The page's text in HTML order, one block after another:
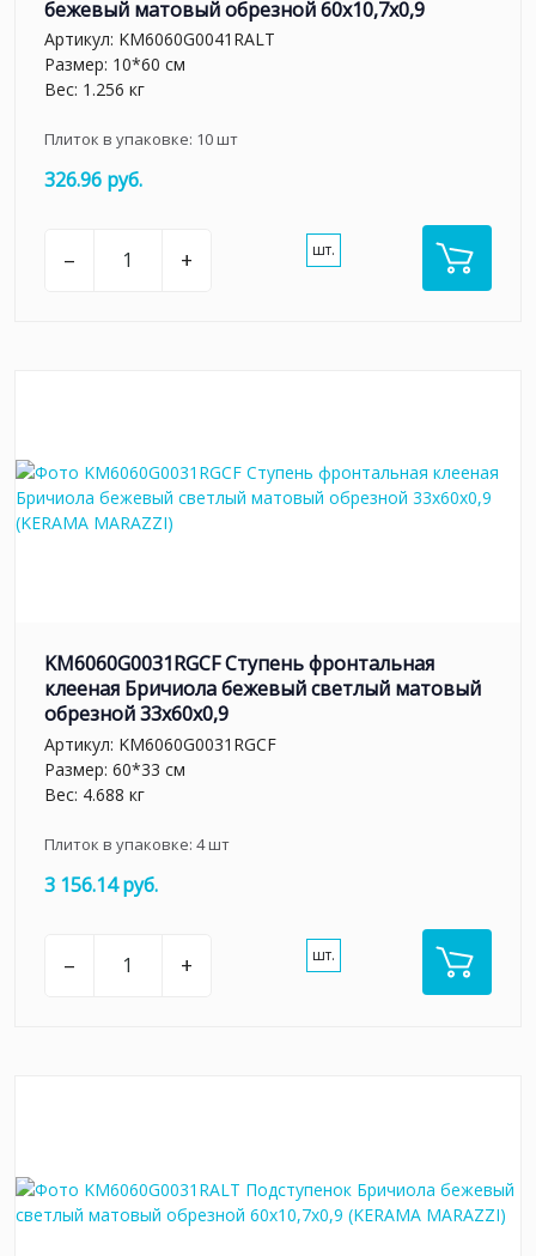
бежевый матовый обрезной 60x10,7x0,9
Артикул: KM6060G0041RALT
Размер: 10*60 см
Вес: 1.256 кг
Плиток в упаковке: 10шт
326.96 руб.
– + шт.
KM6060G0031RGCF Ступень фронтальная
клееная Бричиола бежевый светлый матовый
обрезной 33x60x0,9
Артикул: KM6060G0031RGCF
Размер: 60*33 см
Вес: 4.688 кг
Плиток в упаковке: 4шт
3 156.14 руб.
– + шт.